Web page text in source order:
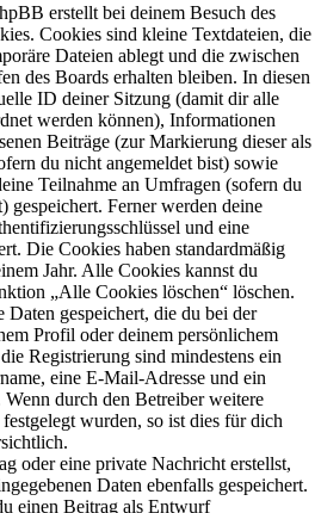
erstellt bei deinem Besuch des
Cookies sind kleine Textdateien, die
Dateien ablegt und die zwischen
des Boards erhalten bleiben. In diesen
ID deiner Sitzung (damit dir alle
werden können), Informationen
Beiträge (zur Markierung dieser als
du nicht angemeldet bist) sowie
Teilnahme an Umfragen (sofern du
gespeichert. Ferner werden deine
und eine
Die Cookies haben standardmäßig
Jahr. Alle Cookies kannst du
„Alle Cookies löschen“ löschen.
Daten gespeichert, die du bei der
Profil oder deinem persönlichem
Registrierung sind mindestens ein
eine E-Mail-Adresse und ein
durch den Betreiber weitere
wurden, so ist dies für dich
oder eine private Nachricht erstellst,
Daten ebenfalls gespeichert.
einen Beitrag als Entwurf